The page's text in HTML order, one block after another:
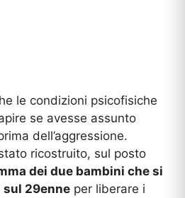
le condizioni psicofisiche
se avesse assunto
dell’aggressione.
ricostruito, sul posto
dei due bambini che si
sul 29enne per liberare i